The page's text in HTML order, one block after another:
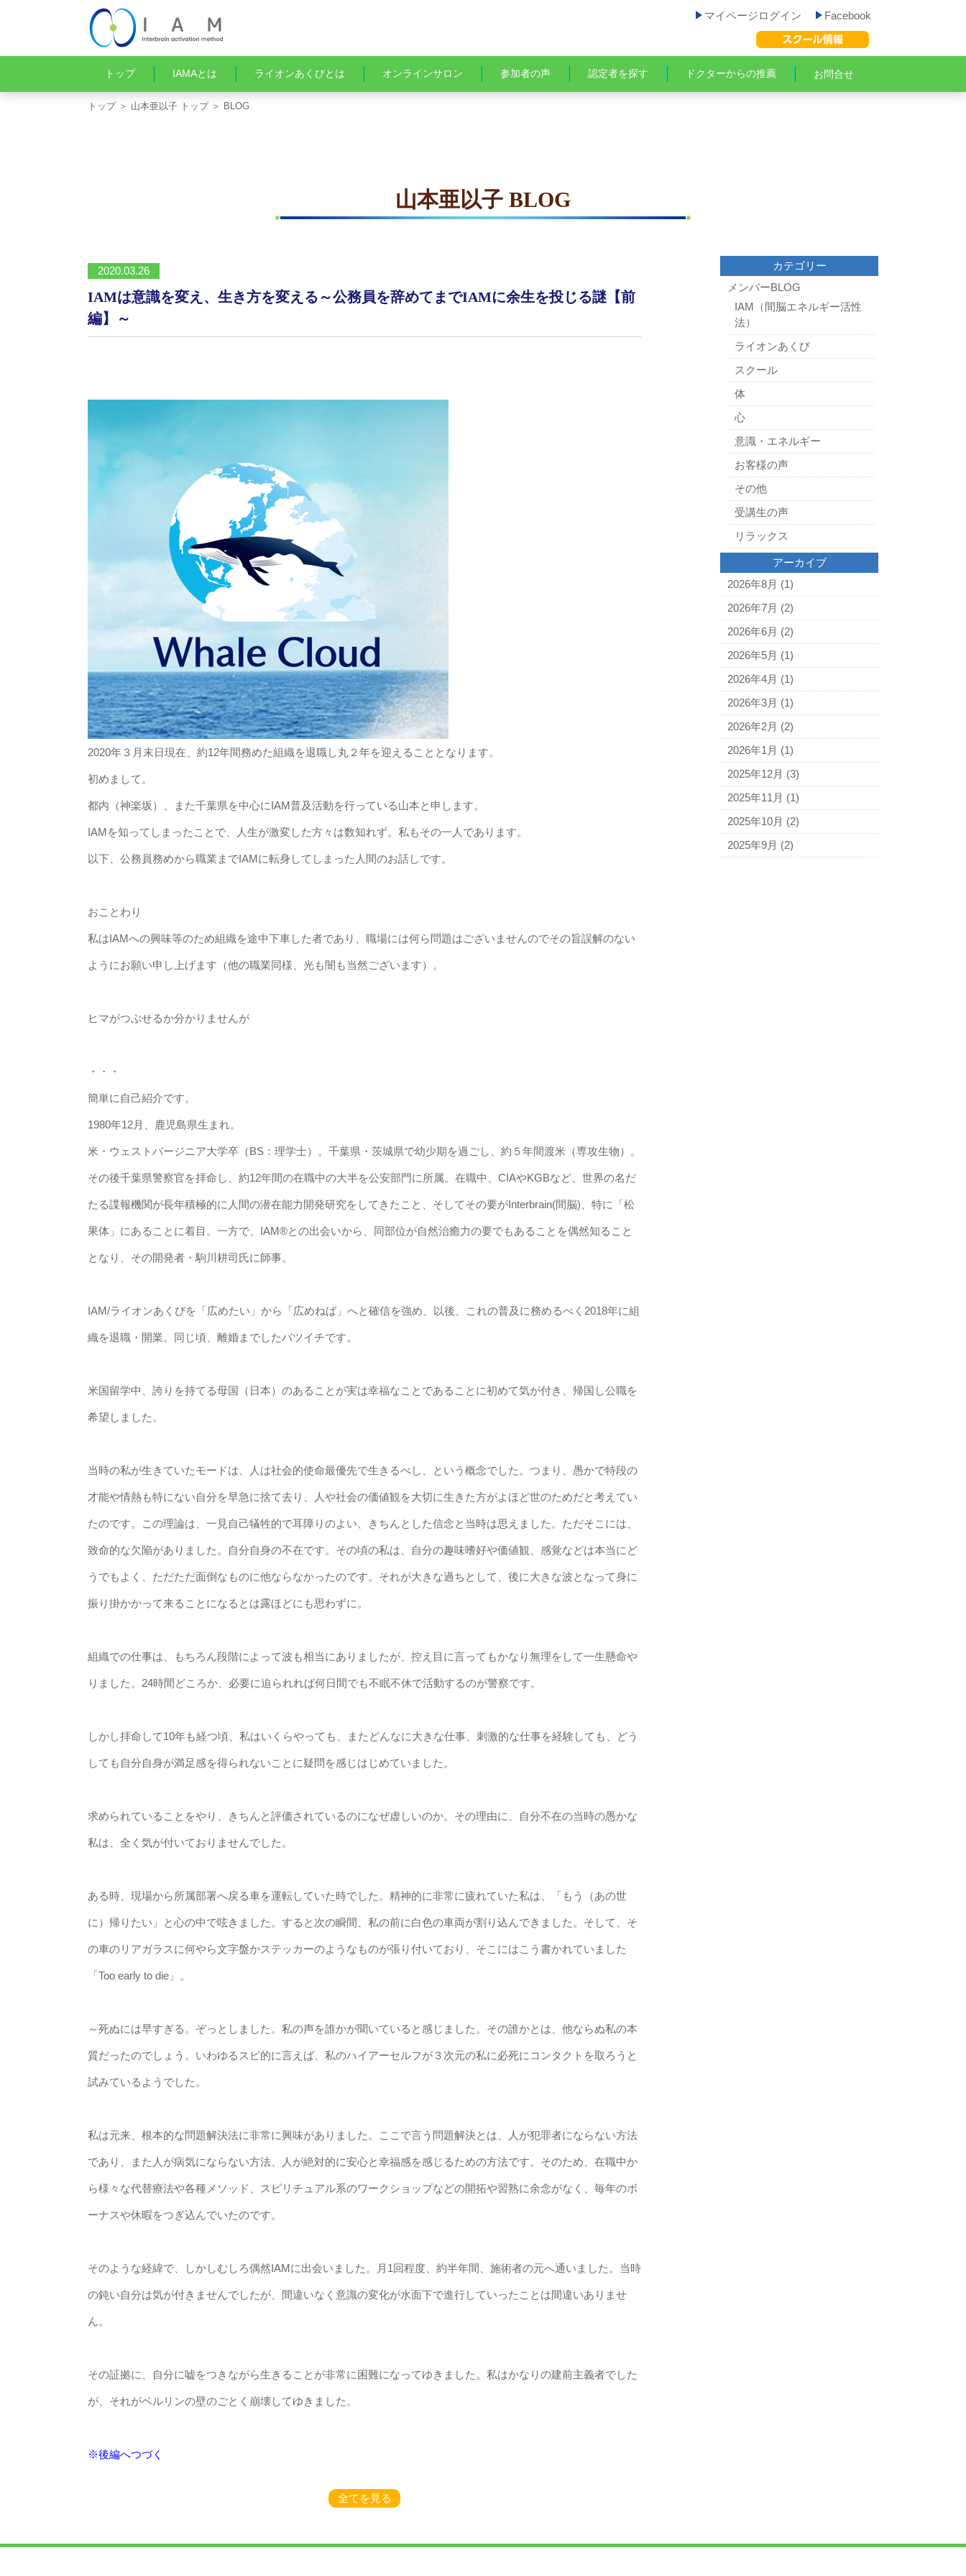
マイページログイン Facebook
トップ IAMAとは ライオンあくびとは オンラインサロン 参加者の声 認定者を探す ドクターからの推薦 お問合せ
トップ＞ 山本亜以子 トップ＞ BLOG
山本亜以子 BLOG
2020.03.26
IAMは意識を変え、生き方を変える～公務員を辞めてまでIAMに余生を投じる謎【前
編】～
2020年３月末日現在、約12年間務めた組織を退職し丸２年を迎えることとなります。
初めまして。
都内（神楽坂）、また千葉県を中心にIAM普及活動を行っている山本と申します。
IAMを知ってしまったことで、人生が激変した方々は数知れず。私もその一人であります。
以下、公務員務めから職業までIAMに転身してしまった人間のお話しです。
おことわり
私はIAMへの興味等のため組織を途中下車した者であり、職場には何ら問題はございませんのでその旨誤解のない
ようにお願い申し上げます（他の職業同様、光も闇も当然ございます）。
ヒマがつぶせるか分かりませんが
・・・
簡単に自己紹介です。
1980年12月、鹿児島県生まれ。
米・ウェストバージニア大学卒（BS：理学士）。千葉県・茨城県で幼少期を過ごし、約５年間渡米（専攻生物）。
その後千葉県警察官を拝命し、約12年間の在職中の大半を公安部門に所属。在職中、CIAやKGBなど、世界の名だ
たる諜報機関が長年積極的に人間の潜在能力開発研究をしてきたこと、そしてその要がInterbrain(間脳)、特に「松
果体」にあることに着目。一方で、IAM®との出会いから、同部位が自然治癒力の要でもあることを偶然知ること
となり、その開発者・駒川耕司氏に師事。
IAM/ライオンあくびを「広めたい」から「広めねば」へと確信を強め、以後、これの普及に務めるべく2018年に組
織を退職・開業。同じ頃、離婚までしたバツイチです。
米国留学中、誇りを持てる母国（日本）のあることが実は幸福なことであることに初めて気が付き、帰国し公職を
希望しました。
当時の私が生きていたモードは、人は社会的使命最優先で生きるべし、という概念でした。つまり、愚かで特段の
才能や情熱も特にない自分を早急に捨て去り、人や社会の価値観を大切に生きた方がよほど世のためだと考えてい
たのです。この理論は、一見自己犠牲的で耳障りのよい、きちんとした信念と当時は思えました。ただそこには、
致命的な欠陥がありました。自分自身の不在です。その頃の私は、自分の趣味嗜好や価値観、感覚などは本当にど
うでもよく、ただただ面倒なものに他ならなかったのです。それが大きな過ちとして、後に大きな波となって身に
振り掛かかって来ることになるとは露ほどにも思わずに。
組織での仕事は、もちろん段階によって波も相当にありましたが、控え目に言ってもかなり無理をして一生懸命や
りました。24時間どころか、必要に迫られれば何日間でも不眠不休で活動するのが警察です。
しかし拝命して10年も経つ頃、私はいくらやっても、またどんなに大きな仕事、刺激的な仕事を経験しても、どう
しても自分自身が満足感を得られないことに疑問を感じはじめていました。
求められていることをやり、きちんと評価されているのになぜ虚しいのか。その理由に、自分不在の当時の愚かな
私は、全く気が付いておりませんでした。
ある時、現場から所属部署へ戻る車を運転していた時でした。精神的に非常に疲れていた私は、「もう（あの世
に）帰りたい」と心の中で呟きました。すると次の瞬間、私の前に白色の車両が割り込んできました。そして、そ
の車のリアガラスに何やら文字盤かステッカーのようなものが張り付いており、そこにはこう書かれていました
「Too early to die」。
～死ぬには早すぎる。ぞっとしました。私の声を誰かが聞いていると感じました。その誰かとは、他ならぬ私の本
質だったのでしょう。いわゆるスピ的に言えば、私のハイアーセルフが３次元の私に必死にコンタクトを取ろうと
試みているようでした。
私は元来、根本的な問題解決法に非常に興味がありました。ここで言う問題解決とは、人が犯罪者にならない方法
であり、また人が病気にならない方法、人が絶対的に安心と幸福感を感じるための方法です。そのため、在職中か
ら様々な代替療法や各種メソッド、スピリチュアル系のワークショップなどの開拓や習熟に余念がなく、毎年のボ
ーナスや休暇をつぎ込んでいたのです。
そのような経緯で、しかしむしろ偶然IAMに出会いました。月1回程度、約半年間、施術者の元へ通いました。当時
の鈍い自分は気が付きませんでしたが、間違いなく意識の変化が水面下で進行していったことは間違いありませ
ん。
その証拠に、自分に嘘をつきながら生きることが非常に困難になってゆきました。私はかなりの建前主義者でした
が、それがベルリンの壁のごとく崩壊してゆきました。
※後編へつづく
全てを見る
カテゴリー
メンバーBLOG
IAM（間脳エネルギー活性
法）
ライオンあくび
スクール
体
心
意識・エネルギー
お客様の声
その他
受講生の声
リラックス
アーカイブ
2026年8月 (1)
2026年7月 (2)
2026年6月 (2)
2026年5月 (1)
2026年4月 (1)
2026年3月 (1)
2026年2月 (2)
2026年1月 (1)
2025年12月 (3)
2025年11月 (1)
2025年10月 (2)
2025年9月 (2)